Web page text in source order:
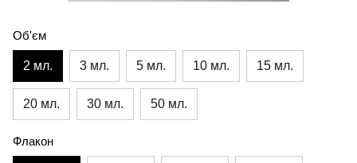
Об'єм
2 мл. 3 мл. 5 мл. 10 мл. 15 мл.
20 мл. 30 мл. 50 мл.
Флакон